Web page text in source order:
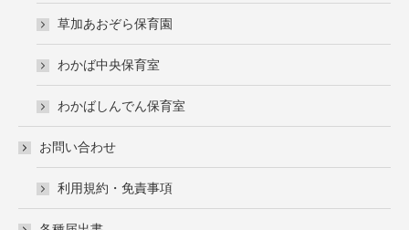
草加あおぞら保育園
わかば中央保育室
わかばしんでん保育室
お問い合わせ
利用規約・免責事項